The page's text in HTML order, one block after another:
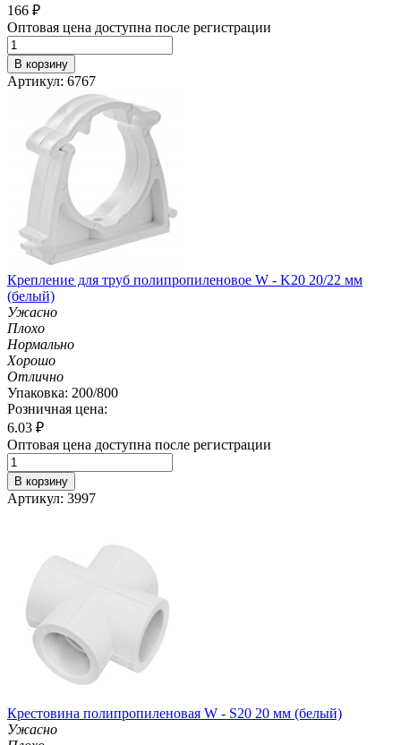
166 ₽
Оптовая цена доступна после регистрации
В корзину
Артикул: 6767
Крепление для труб полипропиленовое W - K20 20/22 мм
(белый)
Ужасно
Плохо
Нормально
Хорошо
Отлично
Упаковка: 200/800
Розничная цена:
6.03 ₽
Оптовая цена доступна после регистрации
В корзину
Артикул: 3997
Крестовина полипропиленовая W - S20 20 мм (белый)
Ужасно